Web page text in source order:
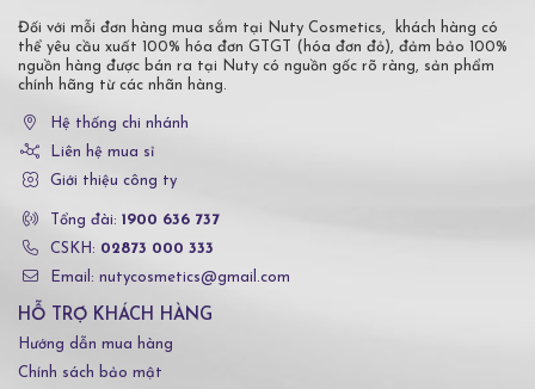
Đối với mỗi đơn hàng mua sắm tại Nuty Cosmetics, khách hàng có
thể yêu cầu xuất 100% hóa đơn GTGT (hóa đơn đỏ), đảm bảo 100%
nguồn hàng được bán ra tại Nuty có nguồn gốc rõ ràng, sản phẩm
chính hãng từ các nhãn hàng.
Hệ thống chi nhánh
Liên hệ mua sỉ
Giới thiệu công ty
Tổng đài: 1900 636 737
CSKH: 02873 000 333
Email: nutycosmetics@gmail.com
HỖ TRỢ KHÁCH HÀNG
Hướng dẫn mua hàng
Chính sách bảo mật